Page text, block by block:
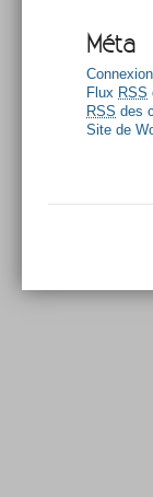
Méta
Connexion
Flux RSS
RSS des
Site de